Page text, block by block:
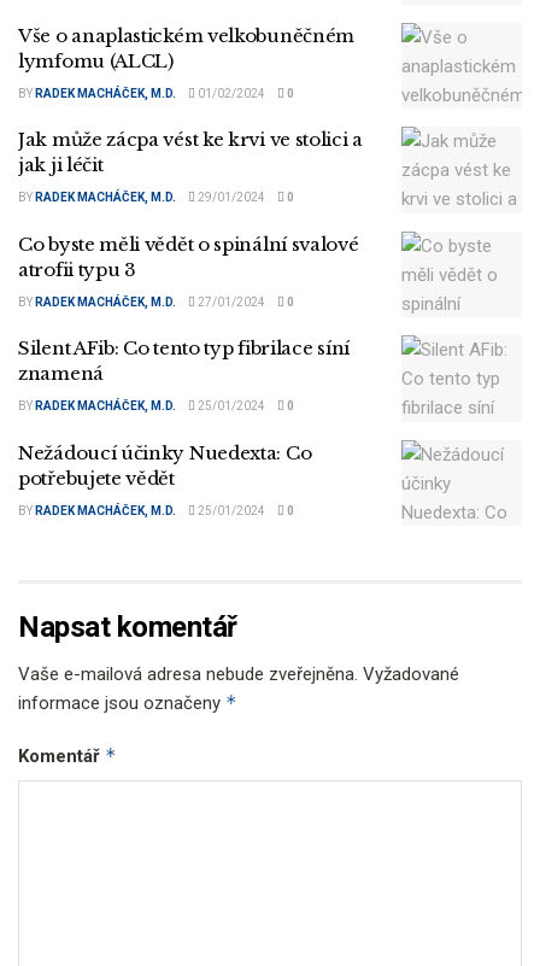
Vše o anaplastickém velkobuněčném
lymfomu (ALCL)
BY RADEK MACHÁČEK, M.D. 01/02/2024 0
Jak může zácpa vést ke krvi ve stolici a
jak ji léčit
BY RADEK MACHÁČEK, M.D. 29/01/2024 0
Co byste měli vědět o spinální svalové
atrofii typu 3
BY RADEK MACHÁČEK, M.D. 27/01/2024 0
Silent AFib: Co tento typ fibrilace síní
znamená
BY RADEK MACHÁČEK, M.D. 25/01/2024 0
Nežádoucí účinky Nuedexta: Co
potřebujete vědět
BY RADEK MACHÁČEK, M.D. 25/01/2024 0
Napsat komentář
Vaše e-mailová adresa nebude zveřejněna. Vyžadované
informace jsou označeny *
Komentář *